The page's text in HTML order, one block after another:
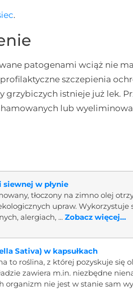
.
patogenami wciąż nie
szczepienia
grzybiczych istnieje już lek.
lub
siewnej w płynie
tłoczony na zimno olej
upraw. Wykorzystuje
alergiach, ...Zobacz więcej...
Sativa) w kapsułkach
to roślina, z której pozyskuje się
zawiera m.in. niezbędne
organizm nie jest w stanie sam